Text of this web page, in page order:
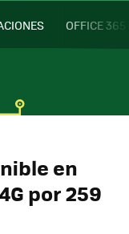
OFFICE 365
en
por 259